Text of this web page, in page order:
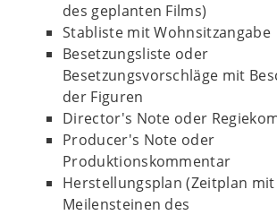
des geplanten Films)
Stabliste mit Wohnsitzangabe
Besetzungsliste oder
Besetzungsvorschläge mit
der Figuren
Director's Note oder
Producer's Note oder
Produktionskommentar
Herstellungsplan (Zeitplan
Meilensteinen des